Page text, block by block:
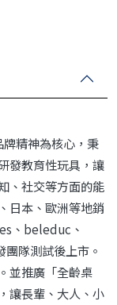
精神為核心，秉
發教育性玩具，讓
、社交等方面的能
日本、歐洲等地銷
、beleduc、
隊測試後上市。
並推廣「全齡桌
讓長輩、大人、小